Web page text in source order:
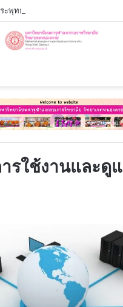
รใช้งานและดู